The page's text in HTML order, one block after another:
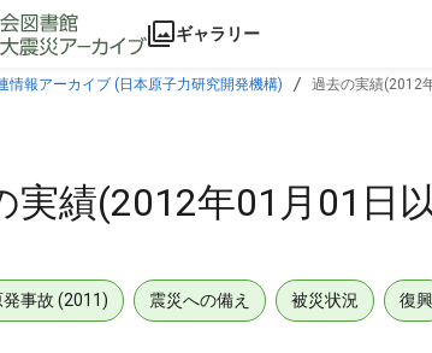
ギャラリー
情報アーカイブ (日本原子力研究開発機構) 過去の実績(2012
実績(2012年01月01日
事故 (2011) 震災への備え 被災状況 復興